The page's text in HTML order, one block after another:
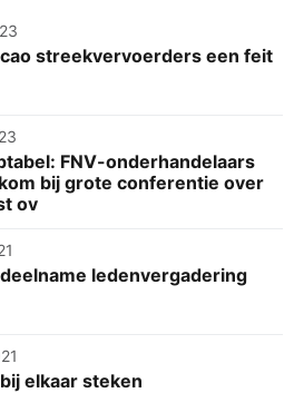
streekvervoerders een feit
FNV-onderhandelaars
bij grote conferentie over
ov
ledenvergadering
elkaar steken